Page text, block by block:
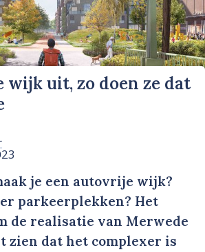
wijk uit, zo doen ze dat
je een autovrije wijk?
parkeerplekken? Het
de realisatie van Merwede
zien dat het complexer is